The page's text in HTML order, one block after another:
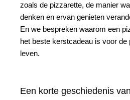
zoals de pizzarette, de manier
denken en ervan genieten
En we bespreken waarom een
het beste kerstcadeau is voor de
leven.
Een korte geschiedenis